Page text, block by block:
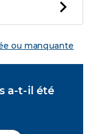
ou manquante
a-t-il été